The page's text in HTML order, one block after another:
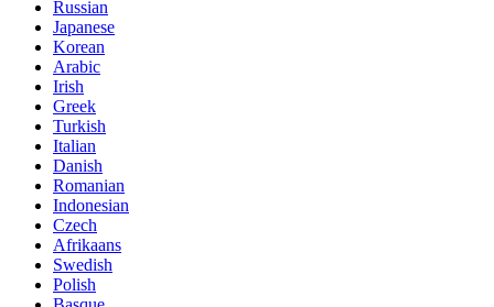
Russian
Japanese
Korean
Arabic
Irish
Greek
Turkish
Italian
Danish
Romanian
Indonesian
Czech
Afrikaans
Swedish
Polish